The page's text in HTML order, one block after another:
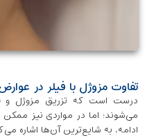
تفاوت مزوژل با فیلر در
درست است که تزریق مزوژل و
می‌شوند؛ اما در مواردی نیز
ادامه، به شایع‌ترین آن‌ها اشاره